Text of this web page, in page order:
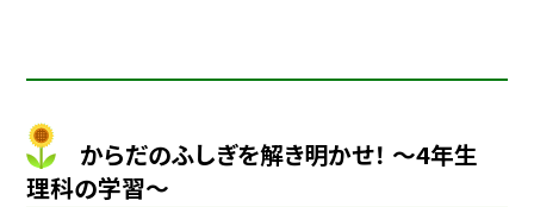
からだのふしぎを解き明かせ！ ～4年生
理科の学習～